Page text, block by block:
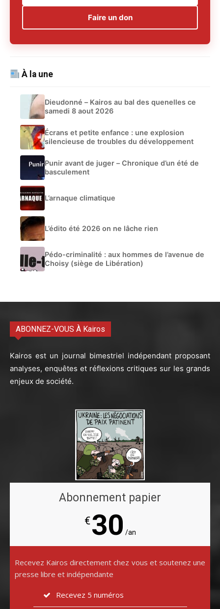
Faire un don
À la une
Dieudonné – Kairos au bal des quenelles ce
samedi 8 aout 2026
Écrans et petite enfance : une explosion
silencieuse de troubles du développement
Punir avant de juger – Chronique d’un été de
basculement
L’arnaque climatique
L’édito été 2026 on ne lâche rien
Pédo-criminalité : aux hommes de l’avenue de
Choisy (siège de Libération)
ABONNEZ-VOUS À Kairos
Kairos est un journal bimestriel indépendant proposant
analyses, enquêtes et réflexions critiques sur les grands
enjeux de société.
Abonnement papier
€30 /an
Recevez Kairos directement chez vous et soutenez une
presse libre et indépendante
Recevez 5 numéros